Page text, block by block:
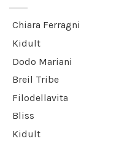
Chiara Ferragni
Kidult
Dodo Mariani
Breil Tribe
Filodellavita
Bliss
Kidult